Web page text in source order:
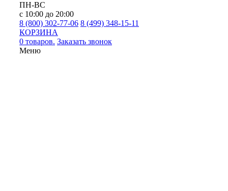
ПН-ВС
с 10:00 до 20:00
8 (800) 302-77-06 8 (499) 348-15-11
КОРЗИНА
0 товаров. Заказать звонок
Меню